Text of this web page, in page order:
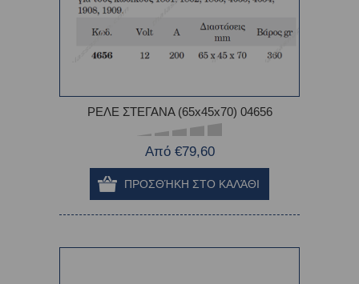
ΡΕΛΕ ΣΤΕΓΑΝΑ (65x45x70) 04656
Από €79,60